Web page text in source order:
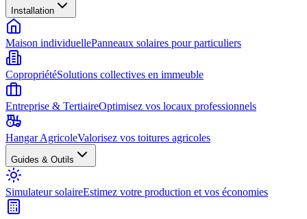
Installation
Maison individuellePanneaux solaires pour particuliers
CopropriétéSolutions collectives en immeuble
Entreprise & TertiaireOptimisez vos locaux professionnels
Hangar AgricoleValorisez vos toitures agricoles
Guides & Outils
Simulateur solaireEstimez votre production et vos économies